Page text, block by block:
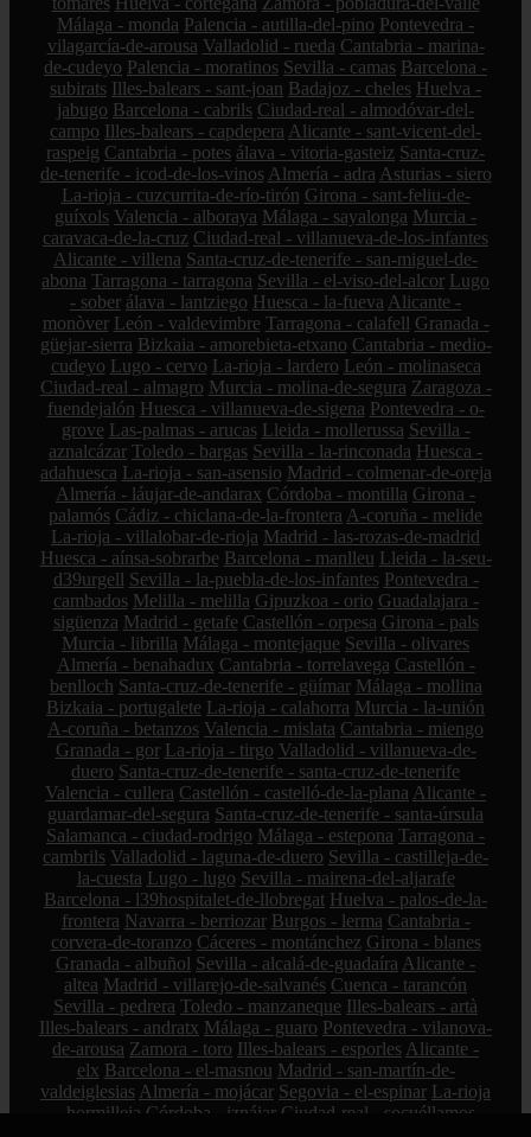
Málaga - monda Palencia - autilla-del-pino Pontevedra -
vilagarcía-de-arousa Valladolid - rueda Cantabria - marina-
de-cudeyo Palencia - moratinos Sevilla - camas Barcelona -
subirats Illes-balears - sant-joan Badajoz - cheles Huelva -
jabugo Barcelona - cabrils Ciudad-real - almodóvar-del-
campo Illes-balears - capdepera Alicante - sant-vicent-del-
raspeig Cantabria - potes álava - vitoria-gasteiz Santa-cruz-
de-tenerife - icod-de-los-vinos Almería - adra Asturias - siero
La-rioja - cuzcurrita-de-río-tirón Girona - sant-feliu-de-
guíxols Valencia - alboraya Málaga - sayalonga Murcia -
caravaca-de-la-cruz Ciudad-real - villanueva-de-los-infantes
Alicante - villena Santa-cruz-de-tenerife - san-miguel-de-
abona Tarragona - tarragona Sevilla - el-viso-del-alcor Lugo
- sober álava - lantziego Huesca - la-fueva Alicante -
monòver León - valdevimbre Tarragona - calafell Granada -
güejar-sierra Bizkaia - amorebieta-etxano Cantabria - medio-
cudeyo Lugo - cervo La-rioja - lardero León - molinaseca
Ciudad-real - almagro Murcia - molina-de-segura Zaragoza -
fuendejalón Huesca - villanueva-de-sigena Pontevedra - o-
grove Las-palmas - arucas Lleida - mollerussa Sevilla -
aznalcázar Toledo - bargas Sevilla - la-rinconada Huesca -
adahuesca La-rioja - san-asensio Madrid - colmenar-de-oreja
Almería - láujar-de-andarax Córdoba - montilla Girona -
palamós Cádiz - chiclana-de-la-frontera A-coruña - melide
La-rioja - villalobar-de-rioja Madrid - las-rozas-de-madrid
Huesca - aínsa-sobrarbe Barcelona - manlleu Lleida - la-seu-
d39urgell Sevilla - la-puebla-de-los-infantes Pontevedra -
cambados Melilla - melilla Gipuzkoa - orio Guadalajara -
sigüenza Madrid - getafe Castellón - orpesa Girona - pals
Murcia - librilla Málaga - montejaque Sevilla - olivares
Almería - benahadux Cantabria - torrelavega Castellón -
benlloch Santa-cruz-de-tenerife - güímar Málaga - mollina
Bizkaia - portugalete La-rioja - calahorra Murcia - la-unión
A-coruña - betanzos Valencia - mislata Cantabria - miengo
Granada - gor La-rioja - tirgo Valladolid - villanueva-de-
duero Santa-cruz-de-tenerife - santa-cruz-de-tenerife
Valencia - cullera Castellón - castelló-de-la-plana Alicante -
guardamar-del-segura Santa-cruz-de-tenerife - santa-úrsula
Salamanca - ciudad-rodrigo Málaga - estepona Tarragona -
cambrils Valladolid - laguna-de-duero Sevilla - castilleja-de-
la-cuesta Lugo - lugo Sevilla - mairena-del-aljarafe
Barcelona - l39hospitalet-de-llobregat Huelva - palos-de-la-
frontera Navarra - berriozar Burgos - lerma Cantabria -
corvera-de-toranzo Cáceres - montánchez Girona - blanes
Granada - albuñol Sevilla - alcalá-de-guadaíra Alicante -
altea Madrid - villarejo-de-salvanés Cuenca - tarancón
Sevilla - pedrera Toledo - manzaneque Illes-balears - artà
Illes-balears - andratx Málaga - guaro Pontevedra - vilanova-
de-arousa Zamora - toro Illes-balears - esporles Alicante -
elx Barcelona - el-masnou Madrid - san-martín-de-
valdeiglesias Almería - mojácar Segovia - el-espinar La-rioja
- hormilleja Córdoba - iznájar Ciudad-real - socuéllamos